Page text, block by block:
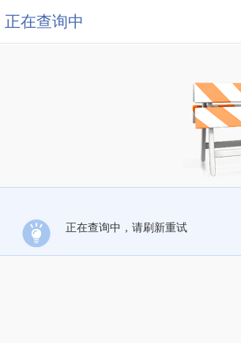
正在查询中
正在查询中，请刷新重试